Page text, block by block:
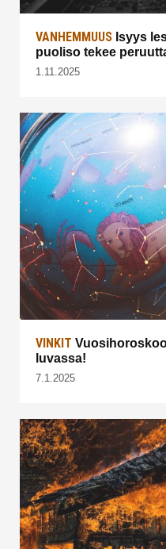
VANHEMMUUS Isyys
puoliso tekee
1.11.2025
VINKIT
luvassa!
7.1.2025